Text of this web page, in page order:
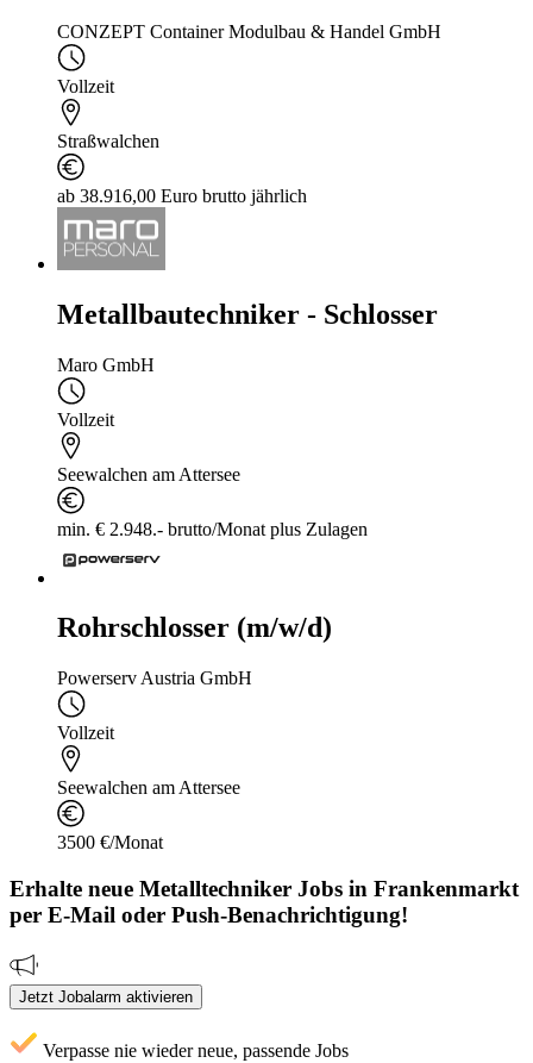
CONZEPT Container Modulbau & Handel GmbH
Vollzeit
Straßwalchen
ab 38.916,00 Euro brutto jährlich
Metallbautechniker - Schlosser
Maro GmbH
Vollzeit
Seewalchen am Attersee
min. € 2.948.- brutto/Monat plus Zulagen
Rohrschlosser (m/w/d)
Powerserv Austria GmbH
Vollzeit
Seewalchen am Attersee
3500 €/Monat
Erhalte neue Metalltechniker Jobs in Frankenmarkt
per E-Mail oder Push-Benachrichtigung!
Jetzt Jobalarm aktivieren
Verpasse nie wieder neue, passende Jobs